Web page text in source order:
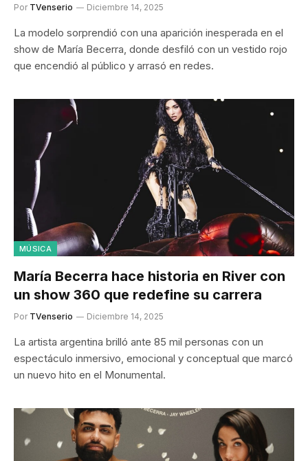
Por TVenserio Diciembre 14, 2025
La modelo sorprendió con una aparición inesperada en el
show de María Becerra, donde desfiló con un vestido rojo
que encendió al público y arrasó en redes.
MÚSICA
María Becerra hace historia en River con
un show 360 que redefine su carrera
Por TVenserio Diciembre 14, 2025
La artista argentina brilló ante 85 mil personas con un
espectáculo inmersivo, emocional y conceptual que marcó
un nuevo hito en el Monumental.